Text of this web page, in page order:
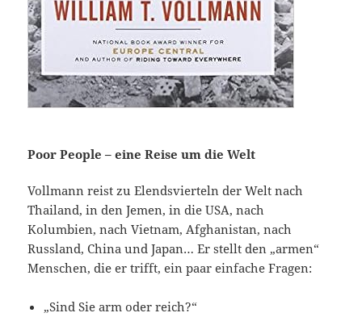
Poor People – eine Reise um die Welt
Vollmann reist zu Elendsvierteln der Welt nach
Thailand, in den Jemen, in die USA, nach
Kolumbien, nach Vietnam, Afghanistan, nach
Russland, China und Japan… Er stellt den „armen“
Menschen, die er trifft, ein paar einfache Fragen:
„Sind Sie arm oder reich?“